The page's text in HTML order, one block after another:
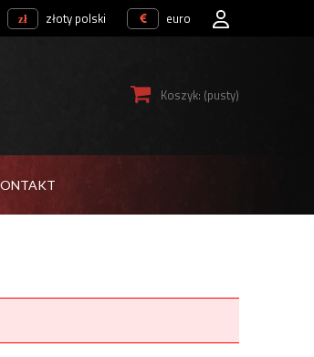
złoty polski euro
Koszyk: (pusty)